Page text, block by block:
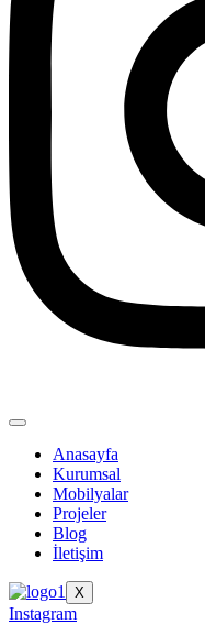
Anasayfa
Kurumsal
Mobilyalar
Projeler
Blog
İletişim
X
Instagram